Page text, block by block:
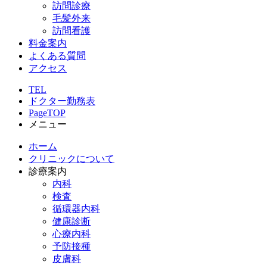
訪問診療
毛髪外来
訪問看護
料金案内
よくある質問
アクセス
TEL
ドクター勤務表
PageTOP
メニュー
ホーム
クリニックについて
診療案内
内科
検査
循環器内科
健康診断
心療内科
予防接種
皮膚科